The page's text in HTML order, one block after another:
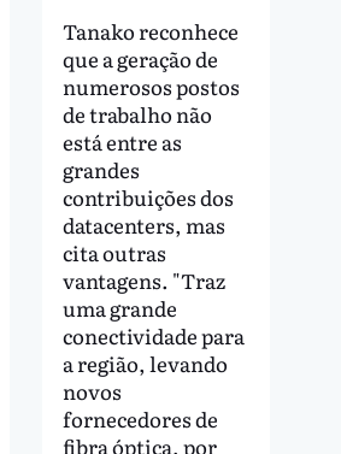
Tanako reconhece
que a geração de
numerosos postos
de trabalho não
está entre as
grandes
contribuições dos
datacenters, mas
cita outras
vantagens. "Traz
uma grande
conectividade para
a região, levando
novos
fornecedores de
fibra óptica, por